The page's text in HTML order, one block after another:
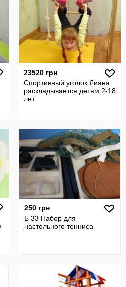
23520 грн
Спортивный уголок Лиана
раскладывается детям 2-18
лет
250 грн
Б 33 Набор для
настольного тенниса